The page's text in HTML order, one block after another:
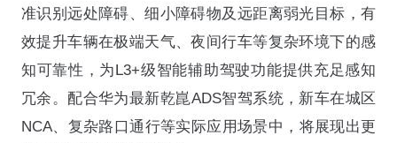
准识别远处障碍、细小障碍物及远距离弱光目标，有
效提升车辆在极端天气、夜间行车等复杂环境下的感
知可靠性，为L3+级智能辅助驾驶功能提供充足感知
冗余。配合华为最新乾崑ADS智驾系统，新车在城区
NCA、复杂路口通行等实际应用场景中，将展现出更